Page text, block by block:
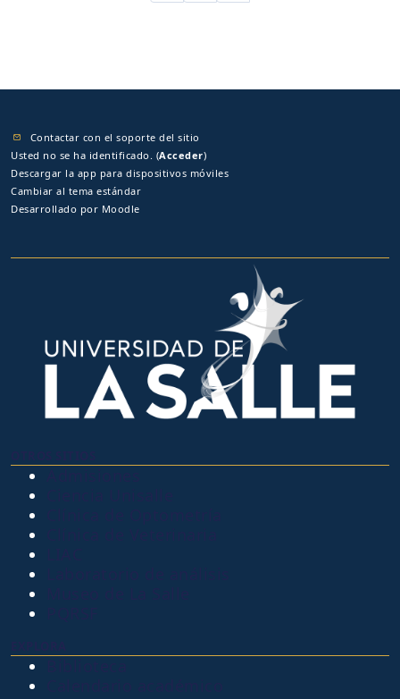
Contactar con el soporte del sitio
Usted no se ha identificado. (Acceder)
Descargar la app para dispositivos móviles
Cambiar al tema estándar
Desarrollado por Moodle